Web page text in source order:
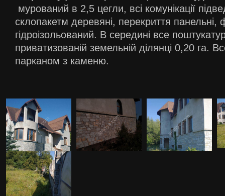
мурований в 2,5 цегли, всі комунікації
склопакетм деревяні, перекриття панельні,
гідроізольований. В середині все
приватизованій земельній ділянці 0,20 га.
парканом з каменю.